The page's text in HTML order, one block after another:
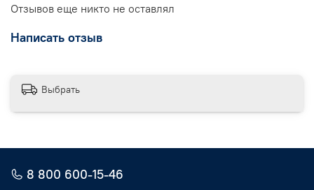
Отзывов еще никто не оставлял
Написать отзыв
Выбрать
8 800 600-15-46